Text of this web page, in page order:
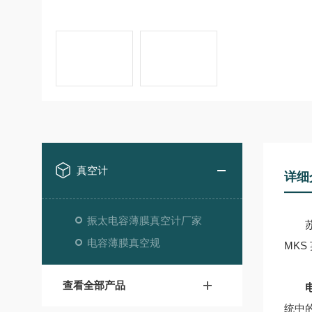
真空计
振太电容薄膜真空计厂家
电容薄膜真空规
查看全部产品
详细
苏
MKS
统中